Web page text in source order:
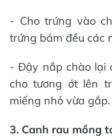
- Cho trứng vào
trứng bám đều các
- Đậy nắp chào lại
cho tương ớt lên
miếng nhỏ vừa gắp.
3. Canh rau mồng